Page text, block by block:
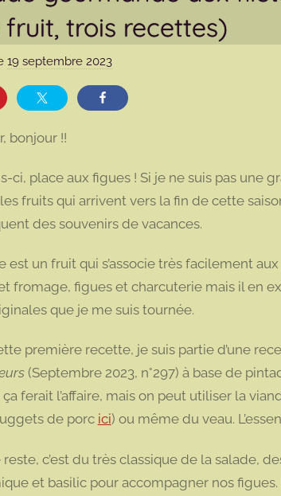
fruit, trois recettes)
19 septembre 2023p
m
o
t
e
bonjour !!
ci, place aux figues ! Si je ne suis pas une
les fruits qui arrivent vers la fin de cette
des souvenirs de vacances.
est un fruit qui s’associe très facilement
fromage, figues et charcuterie mais il en
que je me suis tournée.
première recette, je suis partie d’une
(Septembre 2023, n°297) à base de
ferait l’affaire, mais on peut utiliser la
de porc ici) ou même du veau.
reste, c’est du très classique de la salade,
et basilic pour accompagner nos